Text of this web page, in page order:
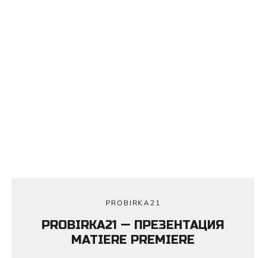
PROBIRKA21
PROBIRKA21 — ПРЕЗЕНТАЦИЯ
MATIERE PREMIERE